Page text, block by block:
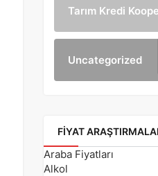
Tarım Kredi
Uncategorized
FIYAT
Araba Fiyatları
Alkol